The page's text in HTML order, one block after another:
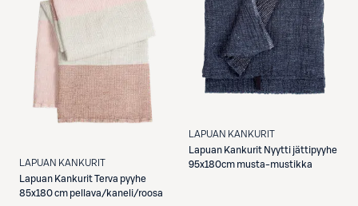
LAPUAN KANKURIT
Lapuan KankuritTerva pyyhe
85x180 cm pellava/kaneli/roosa
LAPUAN KANKURIT
Lapuan Kankurit Nyytti jättipyyhe
95x180cm musta-mustikka